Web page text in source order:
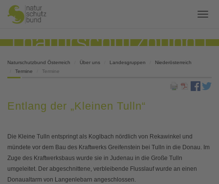
Naturschutzbund Österreich Über uns Landesgruppen
Niederösterreich
Termine
Termine
Entlang der „Kleinen Tulln“
Die Kleine Tulln entspringt als Koglbach nördlich von Rekawinkel und
mündete vor dem Bau des Kraftwerks Greifenstein bei Tulln in die Donau. Im
Zuge des Kraftwerksbaus wurde sie in Judenau in die Große Tulln
umgeleitet. Der abgeschnittene, verbleibende Flusslauf wurde an einen
Donaualtarm von Langenlebarn angeschlossen.